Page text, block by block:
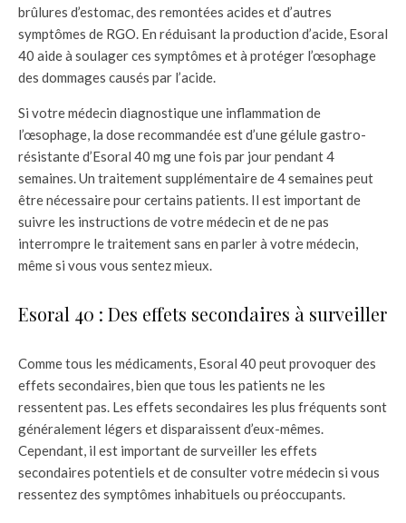
brûlures d’estomac, des remontées acides et d’autres
symptômes de RGO. En réduisant la production d’acide, Esoral
40 aide à soulager ces symptômes et à protéger l’œsophage
des dommages causés par l’acide.
Si votre médecin diagnostique une inflammation de
l’œsophage, la dose recommandée est d’une gélule gastro-
résistante d’Esoral 40 mg une fois par jour pendant 4
semaines. Un traitement supplémentaire de 4 semaines peut
être nécessaire pour certains patients. Il est important de
suivre les instructions de votre médecin et de ne pas
interrompre le traitement sans en parler à votre médecin,
même si vous vous sentez mieux.
Esoral 40 : Des effets secondaires à surveiller
Comme tous les médicaments, Esoral 40 peut provoquer des
effets secondaires, bien que tous les patients ne les
ressentent pas. Les effets secondaires les plus fréquents sont
généralement légers et disparaissent d’eux-mêmes.
Cependant, il est important de surveiller les effets
secondaires potentiels et de consulter votre médecin si vous
ressentez des symptômes inhabituels ou préoccupants.